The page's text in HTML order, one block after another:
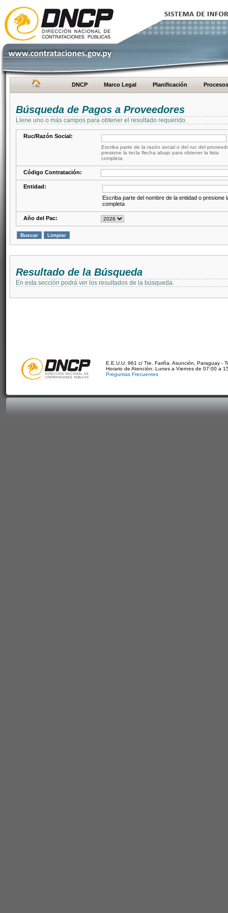
DNCP Marco Legal Planificación Procesos
Búsqueda de Pagos a Proveedores
Llene uno o más campos para obtener el resultado requerido.
Ruc/Razón Social:
Escriba parte de la razón social o del ruc del
presione la tecla flecha abajo para obtener la lista
completa
Código Contratación:
Entidad:
Escriba parte del nombre de la entidad o presione
completa
Año del Pac:
Resultado de la Búsqueda
En esta sección podrá ver los resultados de la búsqueda.
E.E.U.U. 961 c/ Tte. Fariña. Asunción, Paraguay -
Horario de Atención: Lunes a Viernes de 07:00 a
Preguntas Frecuentes